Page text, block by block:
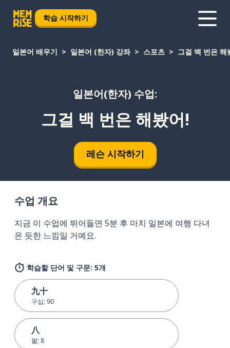
학습 시작하기
일본어 배우기 일본어 (한자) 강좌 스포츠 그걸 백 번은 해
일본어(한자) 수업:
그걸 백 번은 해봤어!
레슨 시작하기
수업 개요
지금 이 수업에 뛰어들면 5분 후 마치 일본에 여행 다녀
온 듯한 느낌일 거예요.
학습할 단어 및 구문: 5개
九十
구십; 90
八
팔; 8